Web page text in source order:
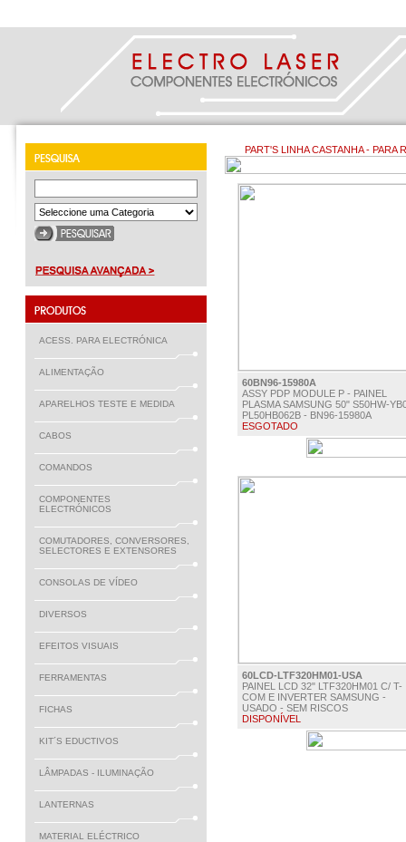
ACESS. PARA ELECTRÓNICA
ALIMENTAÇÃO
APARELHOS TESTE E MEDIDA
CABOS
COMANDOS
COMPONENTES
ELECTRÓNICOS
COMUTADORES, CONVERSORES,
SELECTORES E EXTENSORES
CONSOLAS DE VÍDEO
DIVERSOS
EFEITOS VISUAIS
FERRAMENTAS
FICHAS
KIT´S EDUCTIVOS
LÂMPADAS - ILUMINAÇÃO
LANTERNAS
MATERIAL ELÉCTRICO
PART'S LINHA CASTANHA - PARA
60BN96-15980A
ASSY PDP MODULE P - PAINEL
PLASMA SAMSUNG 50" S50HW-
PL50HB062B - BN96-15980A
ESGOTADO
60LCD-LTF320HM01-USA
PAINEL LCD 32" LTF320HM01 C/ T-
COM E INVERTER SAMSUNG -
USADO - SEM RISCOS
DISPONÍVEL